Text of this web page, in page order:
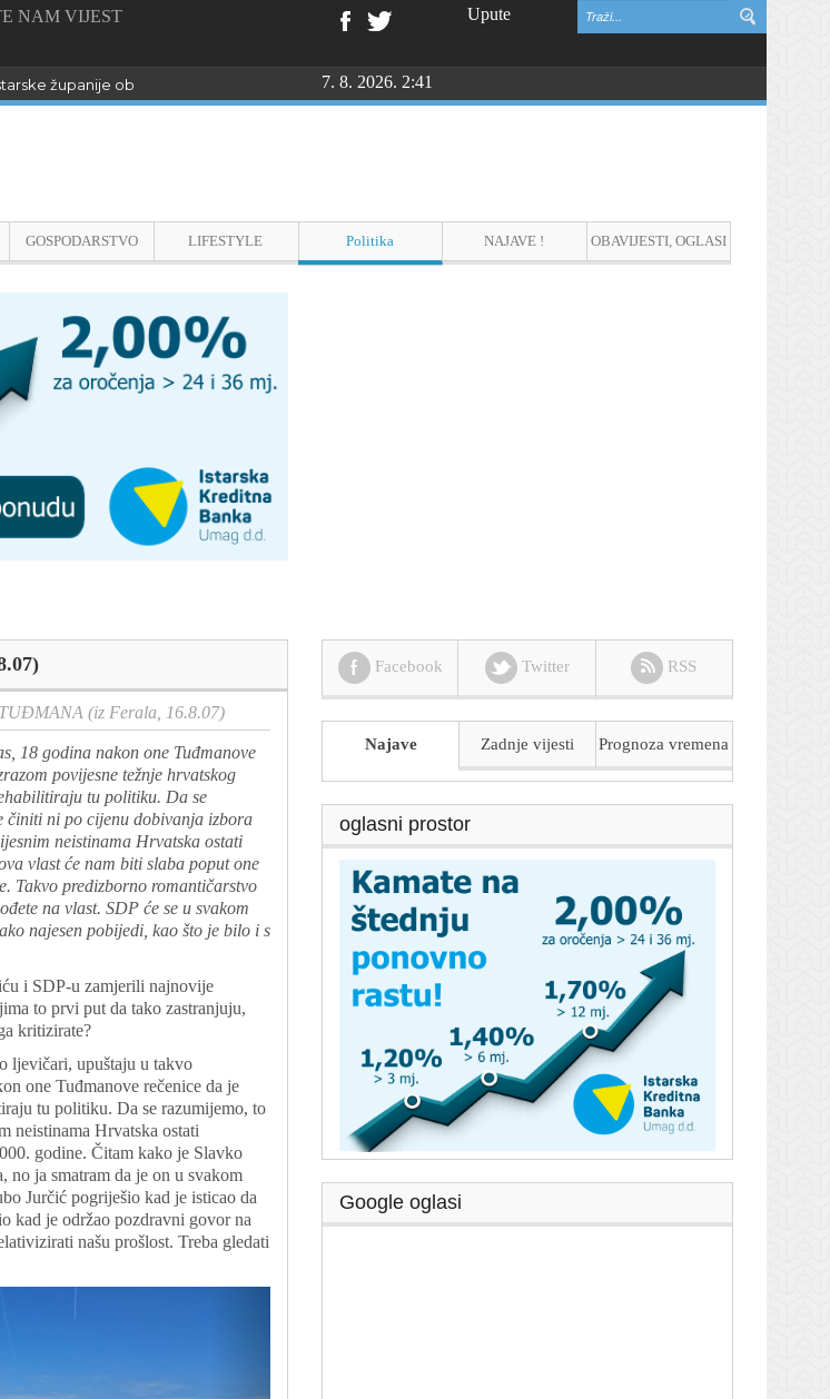
NAM VIJEST
Upute
županije obilježili Dan pobjede i domovinske zahvalnosti i DAN HRVATSKIH BRANITELJA
7. 8. 2026. 2:41
GOSPODARSTVO LIFESTYLE Politika NAJAVE ! OBAVIJESTI, OGLASI
(iz Ferala, 16.8.07)
18 godina nakon one Tuđmanove
povijesne težnje hrvatskog
tu politiku. Da se
činiti ni po cijenu dobivanja izbora
neistinama Hrvatska ostati
vlast će nam biti slaba poput one
Takvo predizborno romantičarstvo
na vlast. SDP će se u svakom
najesen pobijedi, kao što je bilo i s
i SDP-u zamjerili najnovije
to prvi put da tako zastranjuju,
kritizirate?
ljevičari, upuštaju u takvo
one Tuđmanove rečenice da je
tu politiku. Da se razumijemo, to
neistinama Hrvatska ostati
godine. Čitam kako je Slavko
ja smatram da je on u svakom
Jurčić pogriješio kad je isticao da
kad je održao pozdravni govor na
našu prošlost. Treba gledati
Facebook Twitter RSS
Najave Zadnje vijesti Prognoza vremena
oglasni prostor
Google oglasi